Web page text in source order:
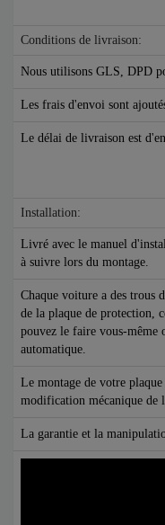
Conditions de livraison:
Nous utilisons GLS, DPD
Les frais d'envoi sont
Le délai de livraison est
Installation:
Livré avec le manuel
à suivre lors du montage.
Chaque voiture a des trous
de la plaque de protection,
pouvez le faire vous-même
automatique.
Le montage de votre
modification mécanique de
La garantie et la